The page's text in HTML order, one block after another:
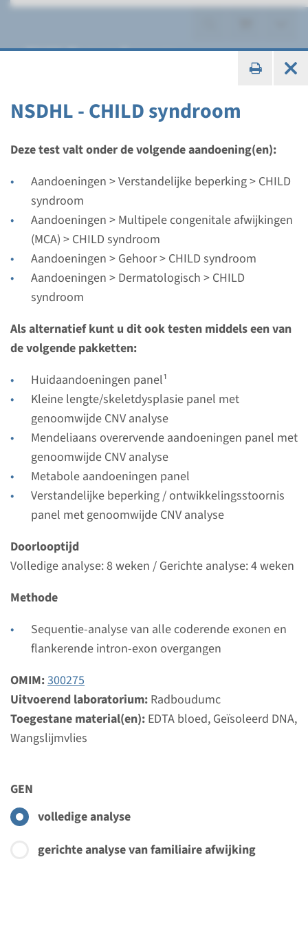
NSDHL - CHILD syndroom
Deze test valt onder de volgende aandoening(en):
Aandoeningen > Verstandelijke beperking > CHILD
syndroom
Aandoeningen > Multipele congenitale afwijkingen
(MCA) > CHILD syndroom
Aandoeningen > Gehoor > CHILD syndroom
Aandoeningen > Dermatologisch > CHILD
syndroom
Als alternatief kunt u dit ook testen middels een van
de volgende pakketten:
Huidaandoeningen panel¹
Kleine lengte/skeletdysplasie panel met
genoomwijde CNV analyse
Mendeliaans overervende aandoeningen panel met
genoomwijde CNV analyse
Metabole aandoeningen panel
Verstandelijke beperking / ontwikkelingsstoornis
panel met genoomwijde CNV analyse
Doorlooptijd
Volledige analyse: 8 weken / Gerichte analyse: 4 weken
Methode
Sequentie-analyse van alle coderende exonen en
flankerende intron-exon overgangen
OMIM:300275
Uitvoerend laboratorium: Radboudumc
Toegestane material(en): EDTA bloed, Geïsoleerd DNA,
Wangslijmvlies
GEN
volledige analyse
gerichte analyse van familiaire afwijking
CHILD syndroom
Gen
NSDHL - CHILD syndroom
Doorlooptijd
Volledige analyse: 8 weken / Gerichte analyse: 4
weken
Uitvoerend laboratorium
Radboudumc
Toevoegen